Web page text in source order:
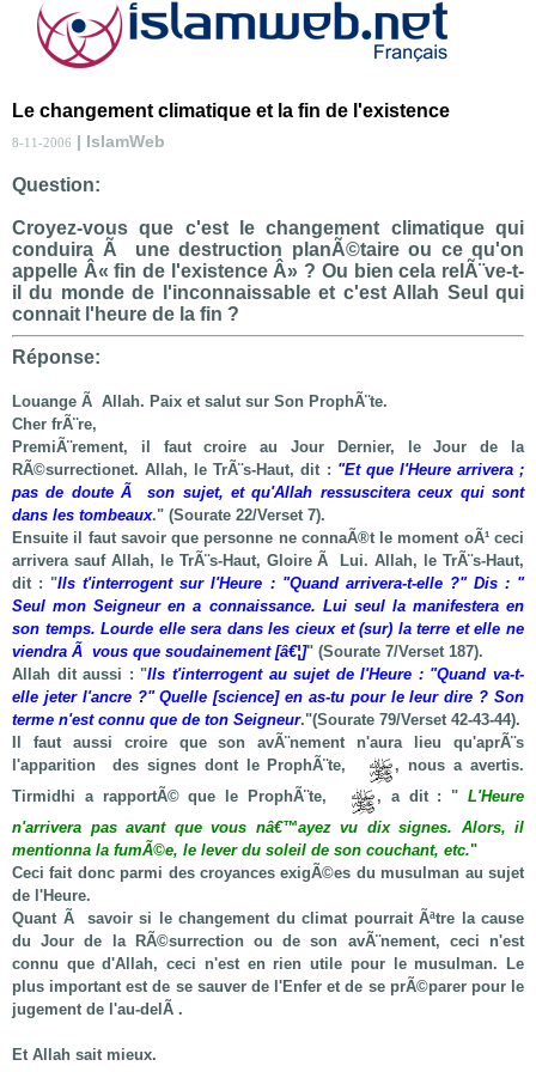
Le changement climatique et la fin de l'existence
8-11-2006 | IslamWeb
Question:
Croyez-vous que c'est le changement climatique qui
conduira Ã une destruction planÃ©taire ou ce qu'on
appelle Â« fin de l'existence Â» ? Ou bien cela relÃ¨ve-t-
il du monde de l'inconnaissable et c'est Allah Seul qui
connait l'heure de la fin ?
Réponse:
Louange Ã Allah. Paix et salut sur Son ProphÃ¨te.
Cher frÃ¨re,
PremiÃ¨rement, il faut croire au Jour Dernier, le Jour de la
RÃ©surrectionet. Allah, le TrÃ¨s-Haut, dit : "Et que l'Heure arrivera ;
pas de doute Ã son sujet, et qu'Allah ressuscitera ceux qui sont
dans les tombeaux." (Sourate 22/Verset 7).
Ensuite il faut savoir que personne ne connaÃ®t le moment oÃ¹ ceci
arrivera sauf Allah, le TrÃ¨s-Haut, Gloire Ã Lui. Allah, le TrÃ¨s-Haut,
dit : "Ils t'interrogent sur l'Heure : "Quand arrivera-t-elle ?" Dis : "
Seul mon Seigneur en a connaissance. Lui seul la manifestera en
son temps. Lourde elle sera dans les cieux et (sur) la terre et elle ne
viendra Ã vous que soudainement [â€¦]" (Sourate 7/Verset 187).
Allah dit aussi : "Ils t'interrogent au sujet de l'Heure : "Quand va-t-
elle jeter l'ancre ?"Quelle [science] en as-tu pour le leur dire ?Son
terme n'est connu que de ton Seigneur."(Sourate 79/Verset 42-43-44).
Il faut aussi croire que son avÃ¨nement n'aura lieu qu'aprÃ¨s
l'apparition des signes dont le ProphÃ¨te,
, nous a avertis.
Tirmidhi a rapportÃ© que le ProphÃ¨te,
, a dit : "L'Heure
n'arrivera pas avant que vous nâ€™ayez vu dix signes. Alors, il
mentionna la fumÃ©e, le lever du soleil de son couchant, etc."
Ceci fait donc parmi des croyances exigÃ©es du musulman au sujet
de l'Heure.
Quant Ã savoir si le changement du climat pourrait Ãªtre la cause
du Jour de la RÃ©surrection ou de son avÃ¨nement, ceci n'est
connu que d'Allah, ceci n'est en rien utile pour le musulman. Le
plus important est de se sauver de l'Enfer et de se prÃ©parer pour le
jugement de l'au-delÃ .
Et Allah sait mieux.